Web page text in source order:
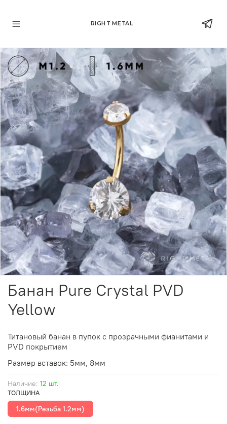
RIGHT METAL
Наличие: 12 шт.
Банан Pure Crystal PVD
Yellow
ТОЛЩИНА
1.6мм(Резьба 1.2мм)
Титановый банан в пупок с прозрачными фианитами и
PVD покрытием
Размер вставок: 5мм, 8мм